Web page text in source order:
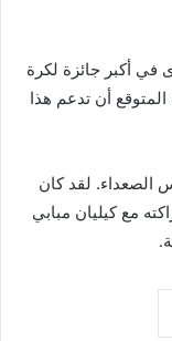
في أكبر جائزة لكرة
أن تدعم هذا
الصعداء. لقد كان
مع كيليان مبابي